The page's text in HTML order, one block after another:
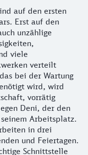
auf den ersten
Erst auf den
unzählige
viele
verteilt
bei der Wartung
wird, wird
vorrätig
Deni, der den
Arbeitsplatz.
in drei
und Feiertagen.
Schnittstelle